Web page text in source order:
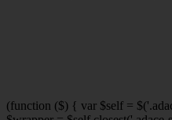
(function ($) { var $self =